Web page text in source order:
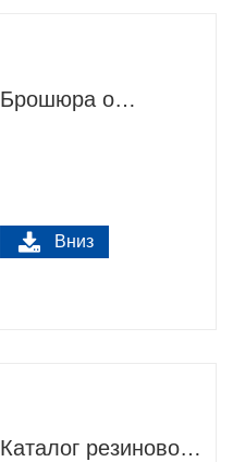
Брошюра о
Вниз
Каталог резиновой